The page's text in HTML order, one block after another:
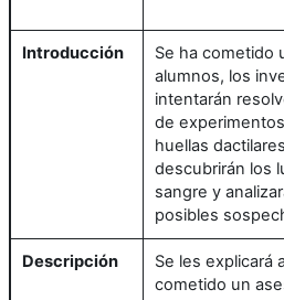
Introducción
Se ha cometido
alumnos, los
intentarán
de
huellas
descubrirán los
sangre y
posibles
Descripción
Se les explicará
cometido un